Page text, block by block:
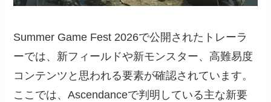
Summer Game Fest 2026で公開されたトレーラ
ーでは、新フィールドや新モンスター、高難易度
コンテンツと思われる要素が確認されています。
ここでは、Ascendanceで判明している主な新要